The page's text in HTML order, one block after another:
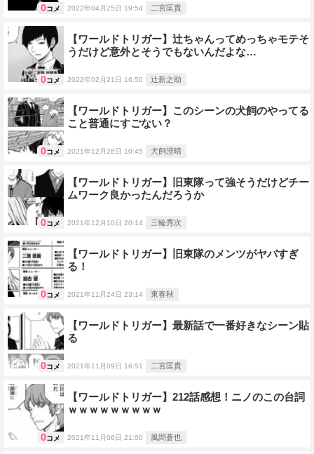
0コメ 2022年04月25日 19:54 二宮匡貴
0コメ
【ワールドトリガー】辻ちゃんってめっちゃモテそ
うだけど意外とそうでもないんだよな…
2022年02月21日 16:50 辻新之助
0コメ
【ワールドトリガー】このシーンの犬飼のやってる
こと普通にすごない？
2021年12月26日 10:45 犬飼澄晴
0コメ
【ワールドトリガー】旧東隊って強そうだけどチー
ムワーク良かったんだろうか
2021年12月10日 20:14 三輪秀次
0コメ
【ワールドトリガー】旧東隊のメンツがヤバすぎ
る！
2021年11月24日 23:14 東春秋
0コメ
【ワールドトリガー】最新話で一番好きなシーン貼
る
2021年11月09日 16:51 二宮匡貴
0コメ
【ワールドトリガー】212話感想！ニノのこの台詞
ｗｗｗｗｗｗｗｗｗ
2021年11月06日 21:00 風間蒼也